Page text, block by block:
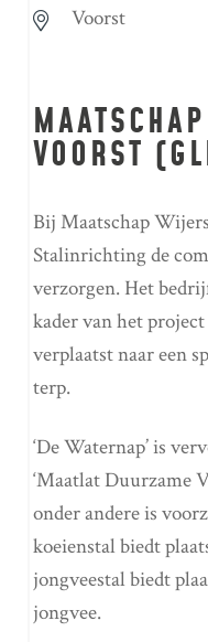
Voorst
VOORST
Bij Maatschap
Stalinrichting de
verzorgen. Het
kader van het
verplaatst naar een
terp.
‘De Waternap’ is
‘Maatlat Duurzame
onder andere is
koeienstal biedt
jongveestal biedt
jongvee.